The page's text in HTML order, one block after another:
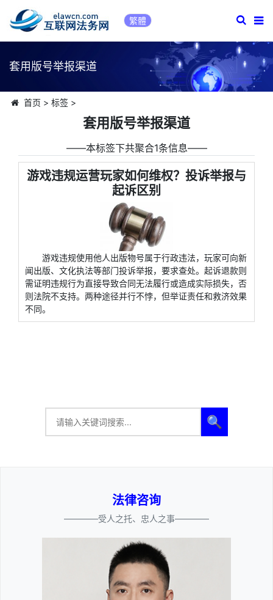
繁體
套用版号举报渠道
首页 > 标签>
套用版号举报渠道
――本标签下共聚合1条信息――
游戏违规运营玩家如何维权？投诉举报与
起诉区别
游戏违规使用他人出版物号属于行政违法，玩家可向新
闻出版、文化执法等部门投诉举报，要求查处。起诉退款则
需证明违规行为直接导致合同无法履行或造成实际损失，否
则法院不支持。两种途径并行不悖，但举证责任和救济效果
不同。
🔍
法律咨询
————受人之托、忠人之事————